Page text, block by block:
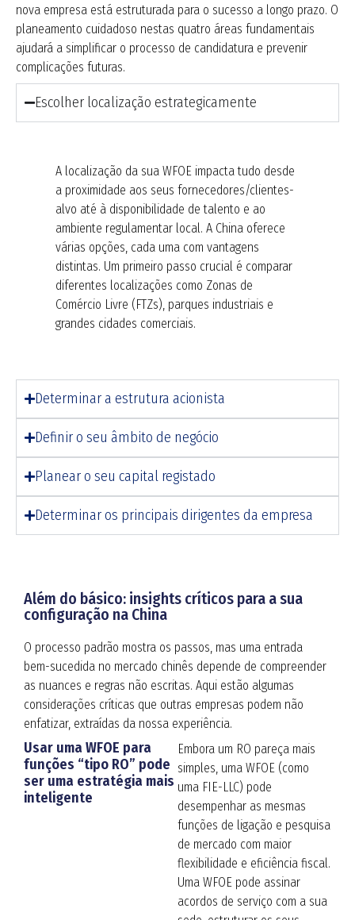
nova empresa está estruturada para o sucesso a longo prazo. O
planeamento cuidadoso nestas quatro áreas fundamentais
ajudará a simplificar o processo de candidatura e prevenir
complicações futuras.
Escolher localização estrategicamente
A localização da sua WFOE impacta tudo desde
a proximidade aos seus fornecedores/clientes-
alvo até à disponibilidade de talento e ao
ambiente regulamentar local. A China oferece
várias opções, cada uma com vantagens
distintas. Um primeiro passo crucial é comparar
diferentes localizações como Zonas de
Comércio Livre (FTZs), parques industriais e
grandes cidades comerciais.
Determinar a estrutura acionista
Definir o seu âmbito de negócio
Planear o seu capital registado
Determinar os principais dirigentes da empresa
Além do básico: insights críticos para a sua
configuração na China
O processo padrão mostra os passos, mas uma entrada
bem-sucedida no mercado chinês depende de compreender
as nuances e regras não escritas. Aqui estão algumas
considerações críticas que outras empresas podem não
enfatizar, extraídas da nossa experiência.
Usar uma WFOE para
funções “tipo RO” pode
ser uma estratégia mais
inteligente
Embora um RO pareça mais
simples, uma WFOE (como
uma FIE-LLC) pode
desempenhar as mesmas
funções de ligação e pesquisa
de mercado com maior
flexibilidade e eficiência fiscal.
Uma WFOE pode assinar
acordos de serviço com a sua